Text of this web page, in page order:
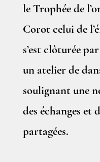
le Trophée de
Corot celui de
s’est clôturée
un atelier de
soulignant une
des échanges et
partagées.